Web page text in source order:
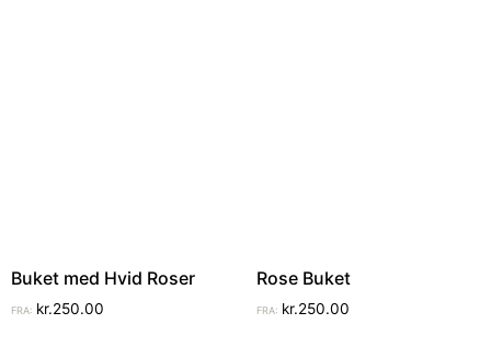
Buket med Hvid Roser
FRA: kr.250.00
Rose Buket
FRA: kr.250.00